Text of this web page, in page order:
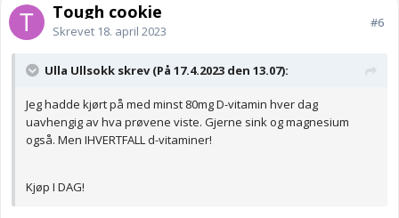
Tough cookie
Skrevet 18. april 2023
#6
Ulla Ullsokk skrev (På 17.4.2023 den 13.07):
Jeg hadde kjørt på med minst 80mg D-vitamin hver dag
uavhengig av hva prøvene viste. Gjerne sink og magnesium
også. Men IHVERTFALL d-vitaminer!
Kjøp I DAG!